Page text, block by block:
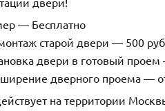
двери!
— Бесплатно
старой двери — 500
двери в готовый
дверного проема —
на территории